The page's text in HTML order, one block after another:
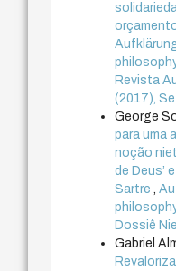
Revista
(2017),
George
para uma
noção
de Deus’
Sartre,
Dossiê
Gabriel